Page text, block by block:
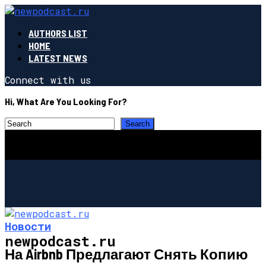
AUTHORS LIST
HOME
LATEST NEWS
Connect with us
Hi, What Are You Looking For?
newpodcast.ru
Новости
На Airbnb Предлагают Снять Копию